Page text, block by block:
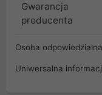
Gwarancja
producenta
Osoba
Uniwersalna